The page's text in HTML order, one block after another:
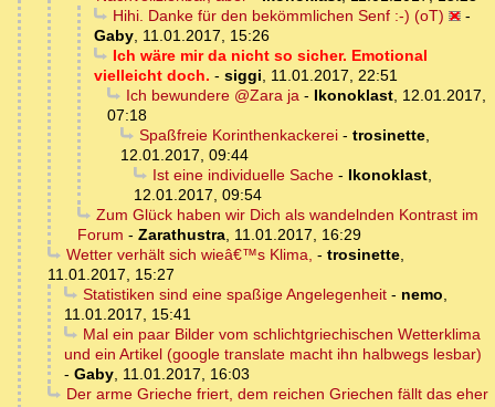
Hihi. Danke für den bekömmlichen Senf :-) (oT)
-
Gaby, 11.01.2017, 15:26
Ich wäre mir da nicht so sicher. Emotional
vielleicht doch. - siggi, 11.01.2017, 22:51
Ich bewundere @Zara ja- Ikonoklast, 12.01.2017,
07:18
Spaßfreie Korinthenkackerei- trosinette,
12.01.2017, 09:44
Ist eine individuelle Sache- Ikonoklast,
12.01.2017, 09:54
Zum Glück haben wir Dich als wandelnden Kontrast im
Forum - Zarathustra, 11.01.2017, 16:29
Wetter verhält sich wieâ€™s Klima, - trosinette,
11.01.2017, 15:27
Statistiken sind eine spaßige Angelegenheit- nemo,
11.01.2017, 15:41
Mal ein paar Bilder vom schlichtgriechischen Wetterklima
und ein Artikel (google translate macht ihn halbwegs lesbar)
- Gaby, 11.01.2017, 16:03
Der arme Grieche friert, dem reichen Griechen fällt das eher